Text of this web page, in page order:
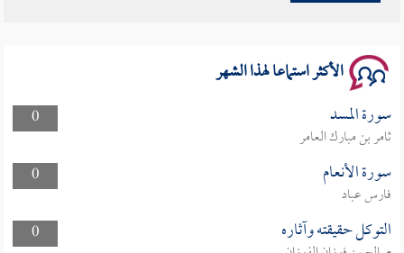
الأكثر استماعا لهذا الشهر
0 سورة المسد
ثامر بن مبارك العامر
0
سورة الأنعام
فارس عباد
0
التوكل حقيقته وآثاره